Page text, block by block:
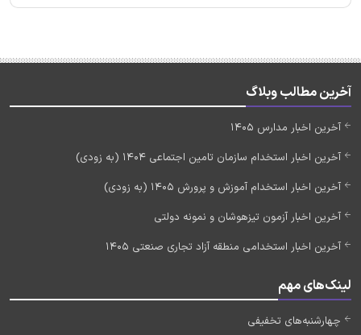
آخرین مطالب وبلاگ
آخرین اخبار مدارس 1405
آخرین اخبار استخدام سازمان تامین اجتماعی 1404 (به زودی)
آخرین اخبار استخدام آموزش و پرورش 1405 (به زودی)
آخرین اخبار آزمون تیزهوشان و نمونه دولتی
آخرین اخبار استخدامی منطقه آزاد تجاری صنعتی 1405
لینک‌های مهم
چهارشنبه‌های تخفیفی